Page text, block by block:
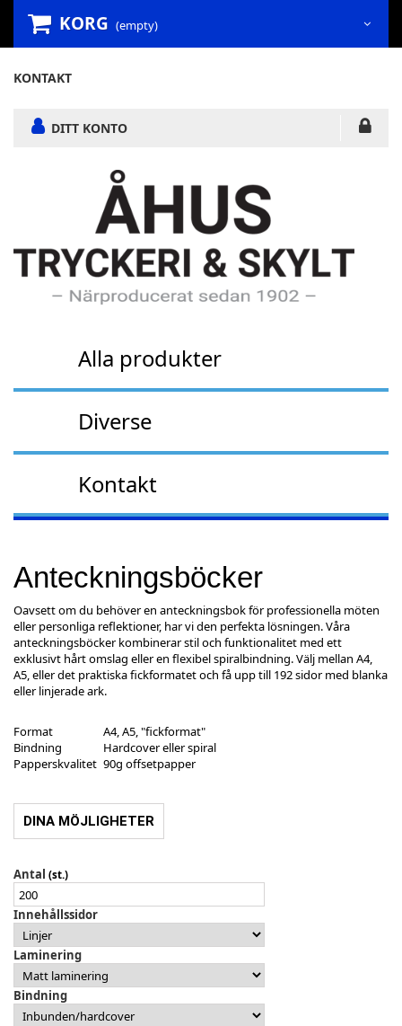
KORG (empty)
KONTAKT
DITT KONTO
Alla produkter
Diverse
Kontakt
Anteckningsböcker
Oavsett om du behöver en anteckningsbok för professionella möten
eller personliga reflektioner, har vi den perfekta lösningen. Våra
anteckningsböcker kombinerar stil och funktionalitet med ett
exklusivt hårt omslag eller en flexibel spiralbindning. Välj mellan A4,
A5, eller det praktiska fickformatet och få upp till 192 sidor med blanka
eller linjerade ark.
Format
A4, A5, "fickformat"
Bindning
Hardcover eller spiral
Papperskvalitet 90g offsetpapper
DINA MÖJLIGHETER
Antal (st.)
Innehållssidor
Laminering
Bindning